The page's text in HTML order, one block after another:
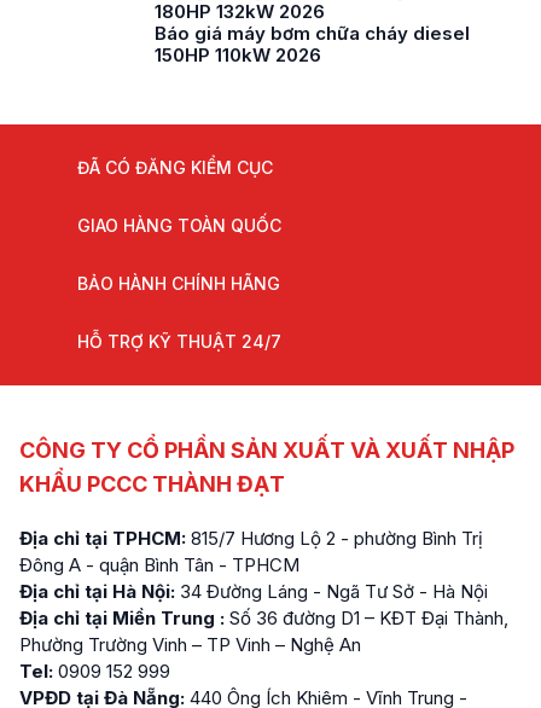
180HP 132kW 2026
Báo giá máy bơm chữa cháy diesel
150HP 110kW 2026
ĐÃ CÓ ĐĂNG KIỂM CỤC
GIAO HÀNG TOÀN QUỐC
BẢO HÀNH CHÍNH HÃNG
HỖ TRỢ KỸ THUẬT 24/7
CÔNG TY CỔ PHẦN SẢN XUẤT VÀ XUẤT NHẬP
KHẨU PCCC THÀNH ĐẠT
Địa chỉ tại TPHCM: 815/7 Hương Lộ 2 - phường Bình Trị
Đông A - quận Bình Tân - TPHCM
Địa chỉ tại Hà Nội: 34 Đường Láng - Ngã Tư Sở - Hà Nội
Địa chỉ tại Miền Trung : Số 36 đường D1 – KĐT Đại Thành,
Phường Trường Vinh – TP Vinh – Nghệ An
Tel: 0909 152 999
VPĐD tại Đà Nẵng: 440 Ông Ích Khiêm - Vĩnh Trung -